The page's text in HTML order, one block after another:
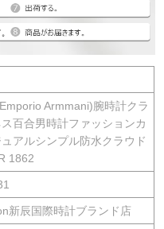
Armmani)腕時計クラ
百合男時計ファッションカ
アルシンプル防水クラウド
1862
新辰国際時計ブランド店